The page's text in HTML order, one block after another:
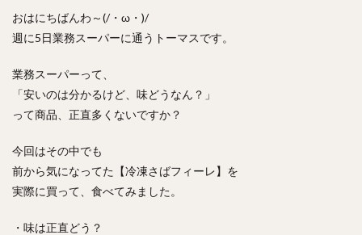
おはにちばんわ～(/・ω・)/
週に5日業務スーパーに通うトーマスです。
業務スーパーって、
「安いのは分かるけど、味どうなん？」
って商品、正直多くないですか？
今回はその中でも
前から気になってた【冷凍さばフィーレ】を
実際に買って、食べてみました。
・味は正直どう？